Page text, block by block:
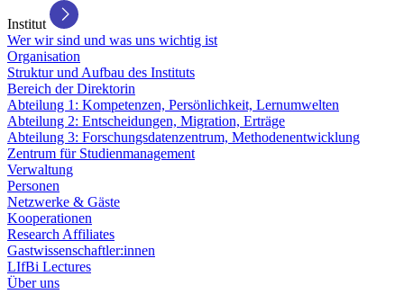
Institut
Wer wir sind und was uns wichtig ist
Organisation
Struktur und Aufbau des Instituts
Bereich der Direktorin
Abteilung 1: Kompetenzen, Persönlichkeit, Lernumwelten
Abteilung 2: Entscheidungen, Migration, Erträge
Abteilung 3: Forschungsdatenzentrum, Methodenentwicklung
Zentrum für Studienmanagement
Verwaltung
Personen
Netzwerke & Gäste
Kooperationen
Research Affiliates
Gastwissenschaftler:innen
LIfBi Lectures
Über uns